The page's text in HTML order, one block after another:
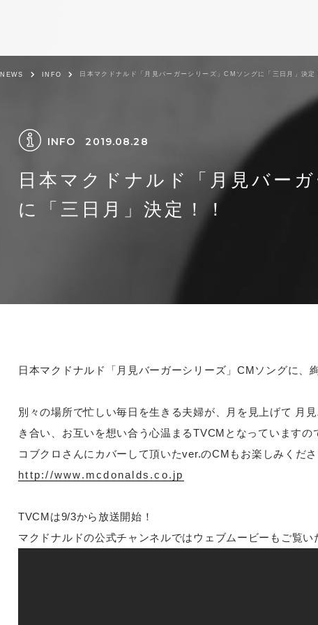
NEWS INFO 日本マクドナルド「月見バーガーシリーズ」CMソングに「三日月」決定
INFO 2019.08.28
日本マクドナルド「月見バー
に「三日月」決定！！
日本マクドナルド「月見バーガーシリーズ」CMソングに、
別々の場所で忙しい毎日を生きる夫婦が、月を見上げて 月
き合い、お互いを想い合う心温まるTVCMとなっていますの
コブクロさんにカバーして頂いたver.のCMもお楽しみくださ
http://www.mcdonalds.co.jp
TVCMは9/3から放送開始！
マクドナルドの公式チャンネルではウェブムービーもご覧い